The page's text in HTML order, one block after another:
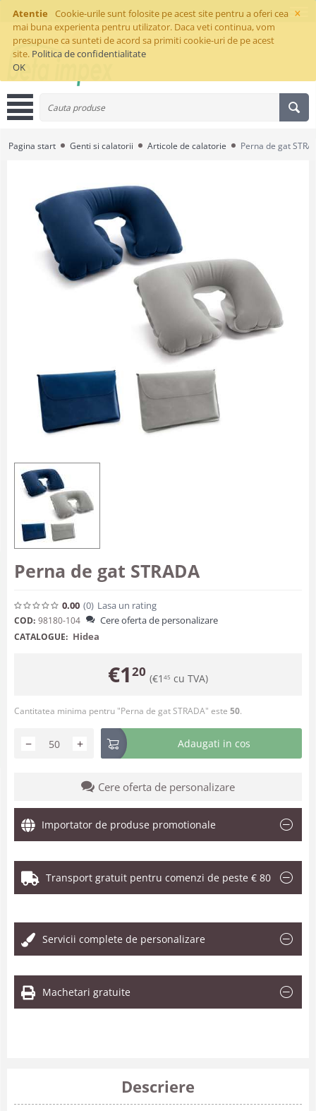
×
Atentie
Cookie-urile sunt folosite pe acest site pentru a oferi cea
mai buna experienta pentru utilizator. Daca veti continua, vom
presupune ca sunteti de acord sa primiti cookie-uri de pe acest
site. Politica de confidentialitate
OK
Pagina start Genti si calatorii Articole de calatorie Perna de gat
Perna de gat STRADA
0.00 (0) Lasa un rating
COD: 98180-104 Cere oferta de personalizare
CATALOGUE: Hidea
€120 (€1 45 cu TVA)
Cantitatea minima pentru "Perna de gat STRADA" este 50.
+
− Adaugati in cos
Cere oferta de personalizare
Importator de produse promotionale
Transport gratuit pentru comenzi de peste € 80
Servicii complete de personalizare
Machetari gratuite
Descriere